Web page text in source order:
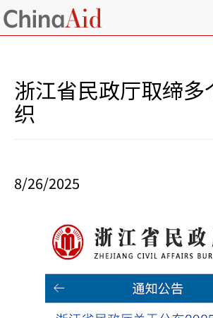
浙江省民政厅取缔多
织
8/26/2025